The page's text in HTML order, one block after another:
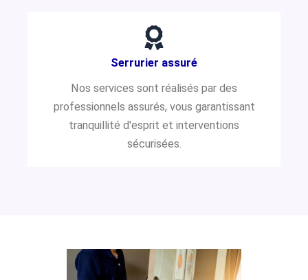
Serrurier assuré
Nos services sont réalisés par des
professionnels assurés, vous garantissant
tranquillité d'esprit et interventions
sécurisées.